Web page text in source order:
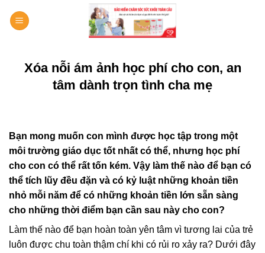
qua
Xóa nỗi ám ảnh học phí cho con, an
tâm dành trọn tình cha mẹ
Bạn mong muốn con mình được học tập trong một
môi trường giáo dục tốt nhất có thể, nhưng học phí
cho con có thể rất tốn kém. Vậy làm thế nào để bạn có
thể tích lũy đều đặn và có kỷ luật những khoản tiền
nhỏ mỗi năm để có những khoản tiền lớn sẵn sàng
cho những thời điểm bạn cần sau này cho con?
Làm thế nào để bạn hoàn toàn yên tâm vì tương lai của trẻ
luôn được chu toàn thậm chí khi có rủi ro xảy ra? Dưới đây